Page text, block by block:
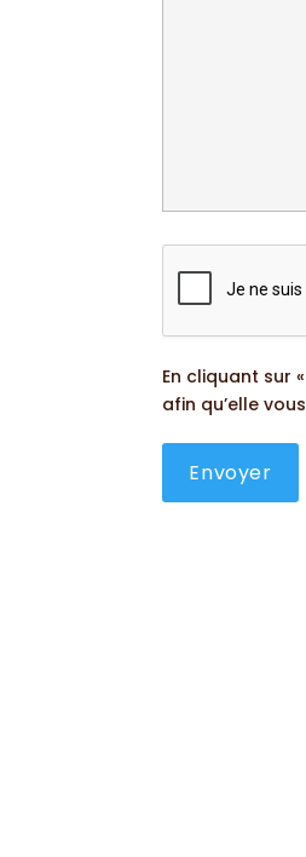
En cliquant sur
afin qu’elle